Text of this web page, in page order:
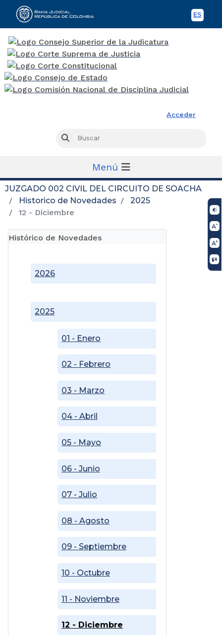
ES
Acceder
Buscar
Menú
JUZGADO 002 CIVIL DEL CIRCUITO DE SOACHA
Historico de Novedades
2025
12 - Diciembre
Histórico de Novedades
2025
01 - Enero
02 - Febrero
03 - Marzo
04 - Abril
05 - Mayo
06 - Junio
07 - Julio
08 - Agosto
09 - Septiembre
10 - Octubre
11 - Noviembre
12 - Diciembre
2026